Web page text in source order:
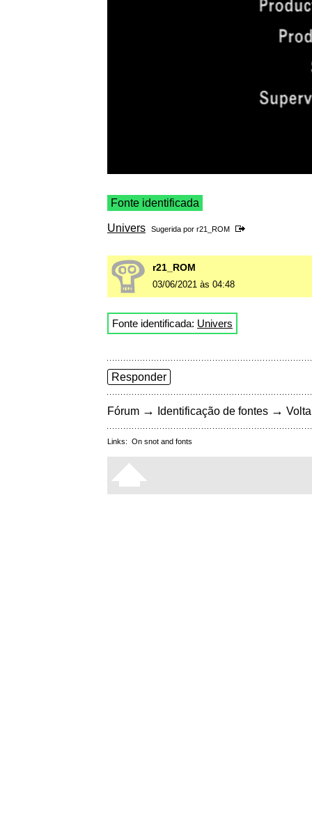
Fonte identificada
Univers Sugerida por r21_ROM
r21_ROM
03/06/2021 às 04:48
Fonte identificada: Univers
Responder
Fórum → Identificação de fontes →
Links: On snot and fonts